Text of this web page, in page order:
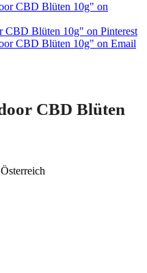
CBD Blüten 10g" on
Blüten 10g" on Pinterest
CBD Blüten 10g" on Email
CBD Blüten